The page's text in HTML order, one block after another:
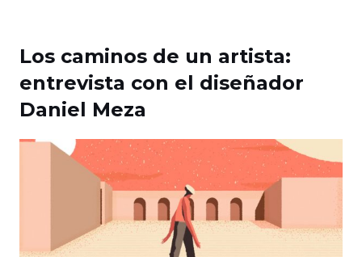
Los caminos de un artista:
entrevista con el diseñador
Daniel Meza